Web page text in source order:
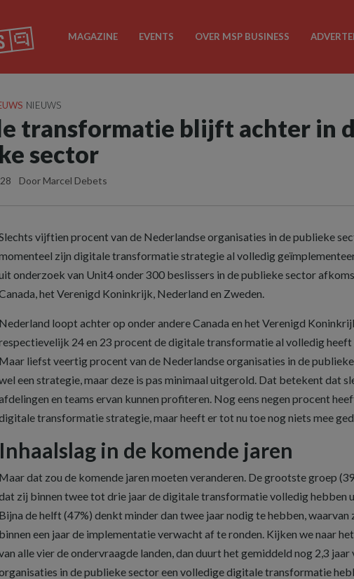
MAGAZINE EVENTS OVER MSP BUSINESS
NIEUWS
transformatie blijft achter in
sector
Door Marcel Debets
vijftien procent van de Nederlandse organisaties in de publieke
zijn digitale transformatie strategie al volledig
onderzoek van Unit4 onder 300 beslissers in de publieke sector
het Verenigd Koninkrijk, Nederland en Zweden.
Nederland loopt achter op onder andere Canada en het Verenigd
24 en 23 procent de digitale transformatie al volledig heeft
Maar liefst veertig procent van de Nederlandse organisaties in de
een strategie, maar deze is pas minimaal uitgerold. Dat betekent dat
en teams ervan kunnen profiteren. Nog eens negen procent
transformatie strategie, maar heeft er tot nu toe nog niets mee
Inhaalslag in de komende jaren
Maar dat zou de komende jaren moeten veranderen. De grootste groep
zij binnen twee tot drie jaar de digitale transformatie volledig hebben
Bijna de helft (47%) denkt minder dan twee jaar nodig te hebben, waarvan
binnen een jaar de implementatie verwacht af te ronden. Kijken we naar
alle vier de ondervraagde landen, dan duurt het gemiddeld nog 2,3
in de publieke sector een volledige digitale transformatie